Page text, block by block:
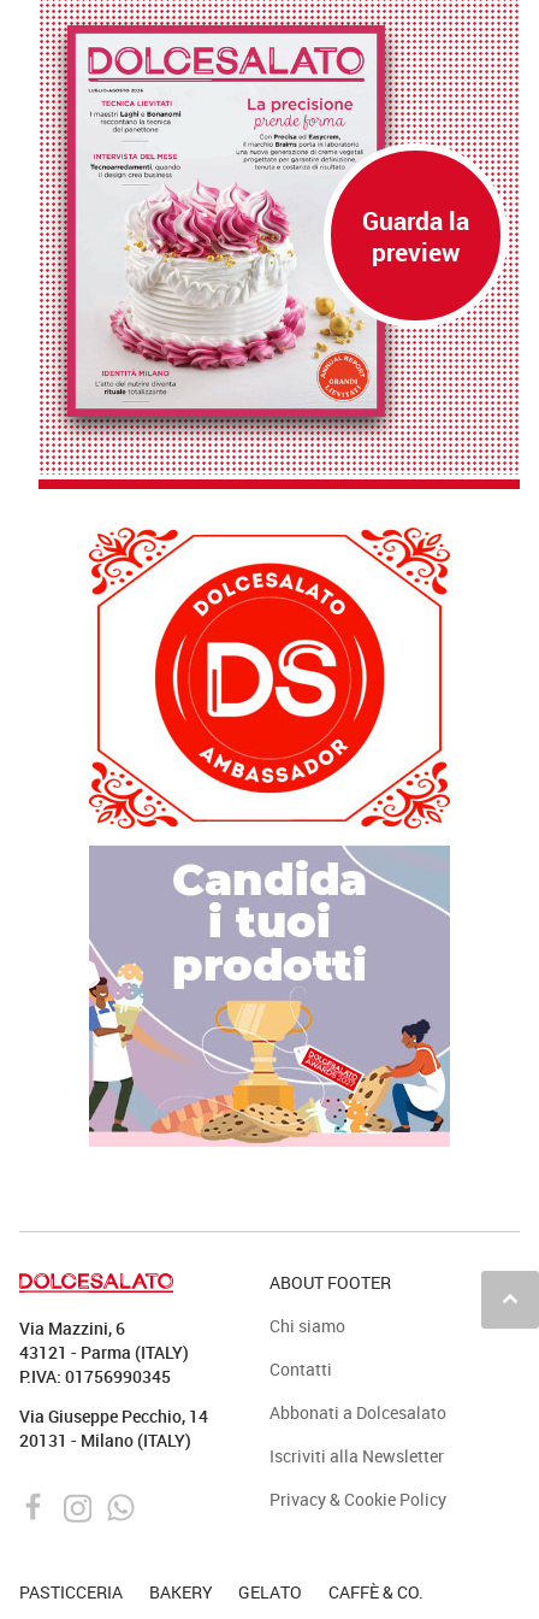
keyboard_arrow_up
Via Mazzini, 6
43121 - Parma (ITALY)
P.IVA: 01756990345
Via Giuseppe Pecchio, 14
20131 - Milano (ITALY)
ABOUT FOOTER
Chi siamo
Contatti
Abbonati a Dolcesalato
Iscriviti alla Newsletter
Privacy & Cookie Policy
PASTICCERIA BAKERY GELATO CAFFÈ & CO.